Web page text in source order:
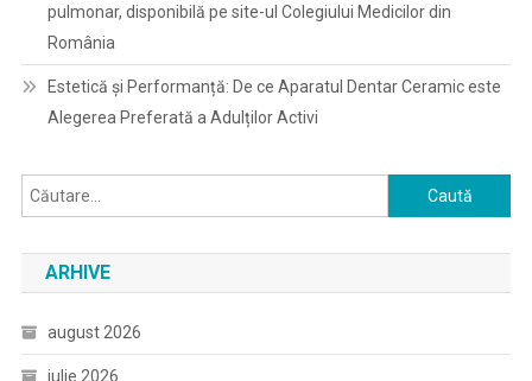
pulmonar, disponibilă pe site-ul Colegiului Medicilor din
România
Estetică și Performanță: De ce Aparatul Dentar Ceramic este
Alegerea Preferată a Adulților Activi
Caută
după:
ARHIVE
august 2026
iulie 2026